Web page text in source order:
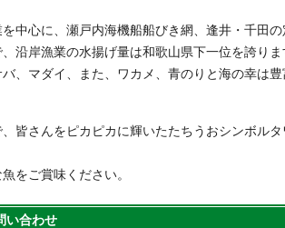
中心に、瀬戸内海機船船びき網、逢井・千田の
沿岸漁業の水揚げ量は和歌山県下一位を誇りま
、マダイ、また、ワカメ、青のりと海の幸は
皆さんをピカピカに輝いたたちうおシンボルタ
をご賞味ください。
い合わせ